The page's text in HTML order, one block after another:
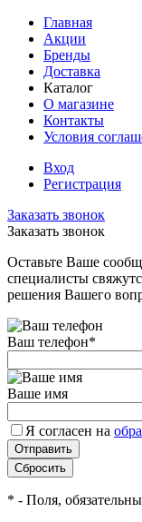
Главная
Акции
Бренды
Доставка
Каталог
О магазине
Контакты
Условия
Вход
Регистрация
Заказать звонок
Заказать звонок
Оставьте Ваше
специалисты
решения Вашего
Ваш телефон*
Ваше имя
Я согласен на
* - Поля,